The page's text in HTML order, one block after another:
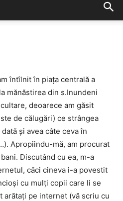
întîlnit în piaţa centrală a
mănăstirea din s.Inundeni
deoarece am găsit
de călugări) ce strângea
şi avea câte ceva în
Apropiindu-mă, am procurat
Discutând cu ea, m-a
căci cineva i-a povestit
cu mulţi copii care li se
arătaţi pe internet (vă scriu cu